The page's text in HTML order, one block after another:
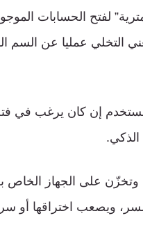
لفتح الحسابات
التخلي عمليا عن
إن كان يرغب في
وتخزّن على الجهاز
ويصعب اختراقها أو